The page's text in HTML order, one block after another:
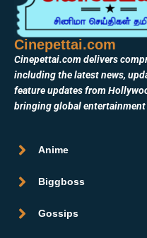
Cinepettai.com
Cinepettai.com delivers
including the latest news,
feature updates from
bringing global entertainment
Anime
Biggboss
Gossips